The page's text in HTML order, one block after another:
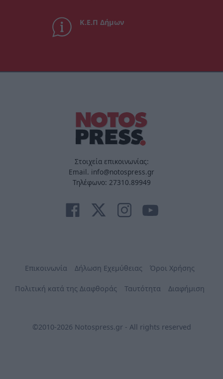
Κ.Ε.Π Δήμων
Στοιχεία επικοινωνίας:
Email. info@notospress.gr
Τηλέφωνο: 27310.89949
Επικοινωνία Δήλωση Εχεμύθειας Όροι Χρήσης
Πολιτική κατά της Διαφθοράς Ταυτότητα Διαφήμιση
©2010-2026 Notospress.gr - All rights reserved